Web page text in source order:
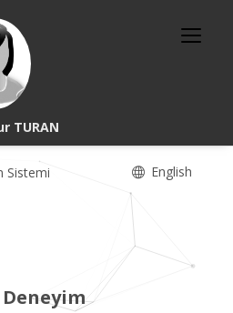
TURAN
Sistemi English